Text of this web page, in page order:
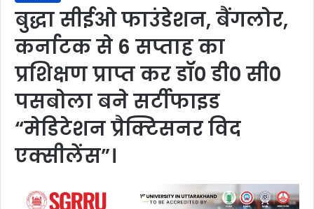
बुद्धा सीईओ फाउंडेशन, बैंगलोर,
कर्नाटक से 6 सप्ताह का
प्रशिक्षण प्राप्त कर डॉ० डी० सी०
पसबोला बने सर्टीफाइड
“मेडिटेशन प्रैक्टिसनर विद
एक्सीलेंस”।